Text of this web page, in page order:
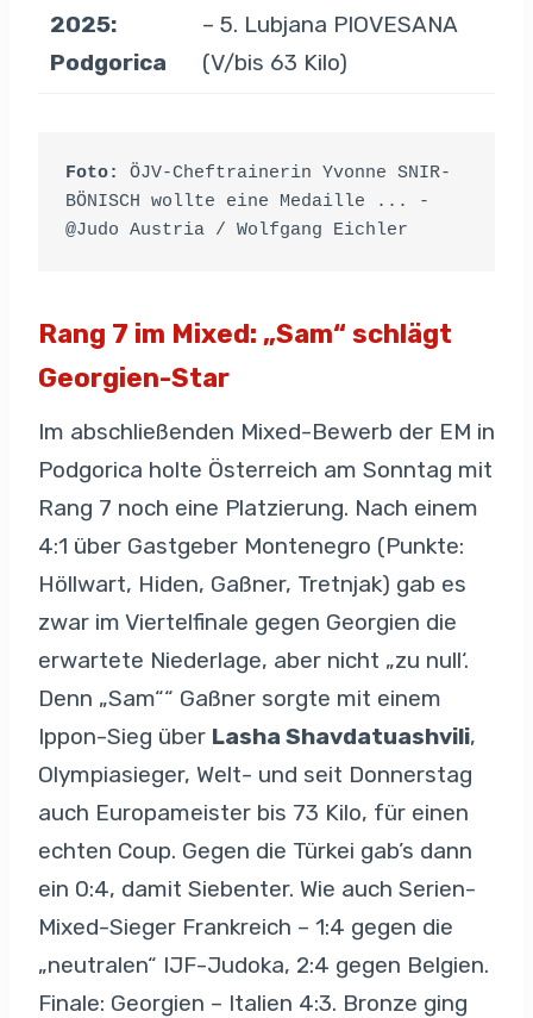
2025:
Podgorica
– 5. Lubjana PIOVESANA
(V/bis 63 Kilo)
Foto:
ÖJV-Cheftrainerin Yvonne SNIR-
BÖNISCH wollte eine Medaille ... -
@Judo Austria / Wolfgang Eichler
Rang 7 im Mixed: „Sam“ schlägt
Georgien-Star
Im abschließenden Mixed-Bewerb der EM in
Podgorica holte Österreich am Sonntag mit
Rang 7 noch eine Platzierung. Nach einem
4:1 über Gastgeber Montenegro (Punkte:
Höllwart, Hiden, Gaßner, Tretnjak) gab es
zwar im Viertelfinale gegen Georgien die
erwartete Niederlage, aber nicht „zu null‘.
Denn „Sam““ Gaßner sorgte mit einem
Ippon-Sieg über Lasha Shavdatuashvili,
Olympiasieger, Welt- und seit Donnerstag
auch Europameister bis 73 Kilo, für einen
echten Coup. Gegen die Türkei gab’s dann
ein 0:4, damit Siebenter. Wie auch Serien-
Mixed-Sieger Frankreich – 1:4 gegen die
„neutralen“ IJF-Judoka, 2:4 gegen Belgien.
Finale: Georgien – Italien 4:3. Bronze ging